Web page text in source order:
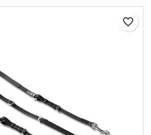
favorite_border